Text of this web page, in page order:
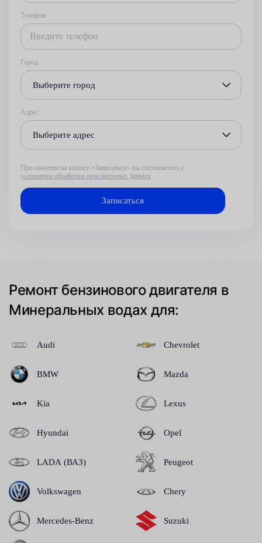
Телефон
Город
Выберите город
Адрес
Выберите адрес
При нажатии на кнопку «Записаться» вы соглашаетесь с
условиями обработки персональных данных
Ремонт бензинового двигателя в
Минеральных водах для:
Audi
BMW
Kia
Hyundai
LADA (ВАЗ)
Volkswagen
Mercedes-Benz
Chevrolet
Mazda
Lexus
Opel
Peugeot
Chery
Suzuki